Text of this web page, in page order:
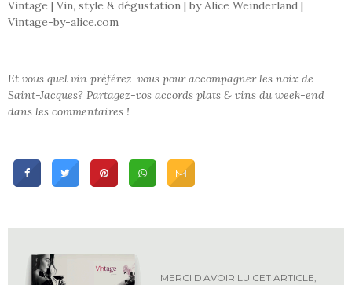
Vintage | Vin, style & dégustation | by Alice Weinderland |
Vintage-by-alice.com
Et vous quel vin préférez-vous pour accompagner les noix de
Saint-Jacques? Partagez-vos accords plats & vins du week-end
dans les commentaires !
MERCI D'AVOIR LU CET ARTICLE,